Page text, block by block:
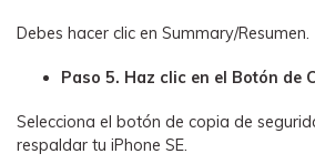
Debes hacer clic en Summary/Resumen.
Paso 5. Haz clic en el Botón de
Selecciona el botón de copia de
respaldar tu iPhone SE.